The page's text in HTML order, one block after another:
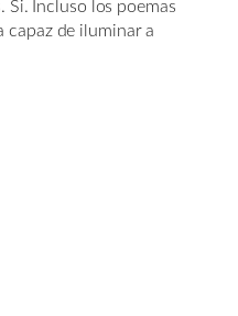
Si. Incluso los poemas
capaz de iluminar a